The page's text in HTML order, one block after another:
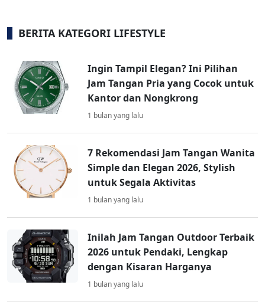
BERITA KATEGORI LIFESTYLE
Ingin Tampil Elegan? Ini Pilihan
Jam Tangan Pria yang Cocok untuk
Kantor dan Nongkrong
1 bulan yang lalu
7 Rekomendasi Jam Tangan Wanita
Simple dan Elegan 2026, Stylish
untuk Segala Aktivitas
1 bulan yang lalu
Inilah Jam Tangan Outdoor Terbaik
2026 untuk Pendaki, Lengkap
dengan Kisaran Harganya
1 bulan yang lalu